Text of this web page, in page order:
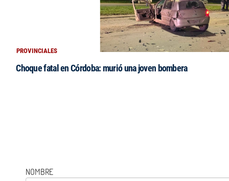
PROVINCIALES
Choque fatal en Córdoba: murió una joven bombera
NOMBRE